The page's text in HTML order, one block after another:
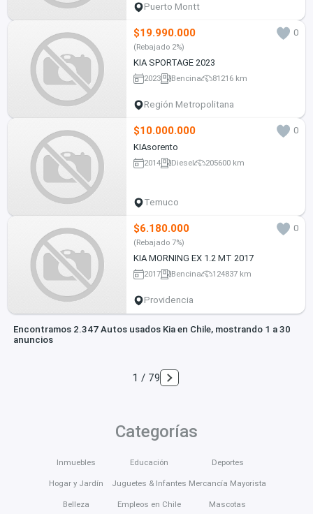
Puerto Montt
$19.990.000 0
(Rebajado 2%)
KIA SPORTAGE 2023
2023 Bencina 81216 km
Región Metropolitana
$10.000.000
0
KIAsorento
2014 Diesel 205600 km
Temuco
$6.180.000 0
(Rebajado 7%)
KIA MORNING EX 1.2 MT 2017
2017 Bencina 124837 km
Providencia
Encontramos 2.347 Autos usados Kia en Chile, mostrando 1 a 30
anuncios
1 / 79
Categorías
Inmuebles
Hogar y Jardín
Belleza
Educación
Juguetes & Infantes
Empleos en Chile
Deportes
Mercancía Mayorista
Mascotas